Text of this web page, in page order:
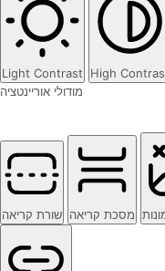
Light Contrast High
מודולי אוריינטציה
שורת קריאה מסכת קריאה